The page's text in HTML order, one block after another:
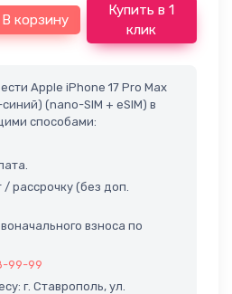
В корзину
Купить в 1
клик
Apple iPhone 17 Pro Max
(nano-SIM + eSIM) в
способами:
рассрочку (без доп.
взноса по
99-99
г. Ставрополь, ул.